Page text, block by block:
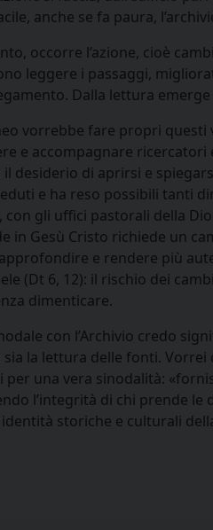
anche se fa paura,
occorre l’azione, cioè
leggere i passaggi,
Dalla lettura
vorrebbe fare propri
e accompagnare
desiderio di aprirsi e
e ha reso possibili tanti
con gli uffici pastorali della
in Gesù Cristo richiede un
e rendere più
(Dt 6, 12): il rischio dei
dimenticare.
con l’Archivio credo
sia la lettura delle fonti.
una vera sinodalità:
l’integrità di chi prende
storiche e culturali